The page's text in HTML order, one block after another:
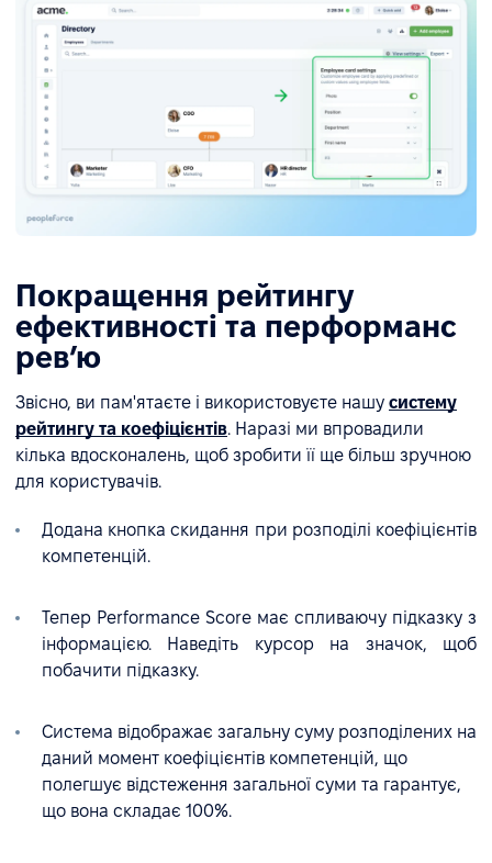
Покращення рейтингу
ефективності та перформанс
ревʼю
Звісно, ви пам'ятаєте і використовуєте нашу систему
рейтингу та коефіцієнтів. Наразі ми впровадили
кілька вдосконалень, щоб зробити її ще більш зручною
для користувачів.
Додана кнопка скидання при розподілі коефіцієнтів
компетенцій.
Тепер Performance Score має спливаючу підказку з
інформацією. Наведіть курсор на значок, щоб
побачити підказку.
Система відображає загальну суму розподілених на
даний момент коефіцієнтів компетенцій, що
полегшує відстеження загальної суми та гарантує,
що вона складає 100%.